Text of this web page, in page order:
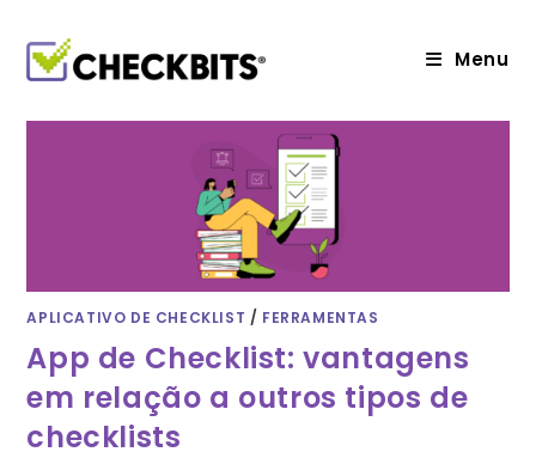
conteúdo
Menu
APLICATIVO DE CHECKLIST / FERRAMENTAS
App de Checklist: vantagens
em relação a outros tipos de
checklists